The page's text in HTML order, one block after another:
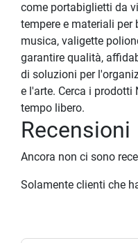
come portabiglietti da
tempere e materiali
musica, valigette
garantire qualità,
di soluzioni per
e l'arte. Cerca i
tempo libero.
Recensioni
Ancora non ci sono
Solamente clienti che